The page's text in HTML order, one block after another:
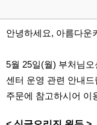
안녕하세요, 아름다운
5월 25일(월) 부처님
센터 운영 관련 안내드
주문에 참고하시어 이